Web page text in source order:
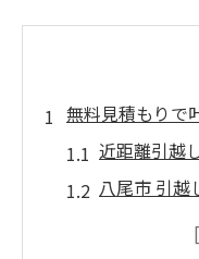
無料見積もりで
近距離引越
八尾市 引越
無料見積も